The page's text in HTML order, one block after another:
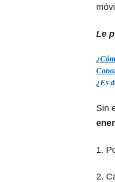
Le
¿Es
Sin
1.
2.